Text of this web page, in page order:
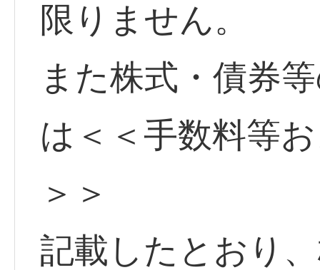
限りません。
また株式・債券
は＜＜手数料等
＞＞
記載したとおり